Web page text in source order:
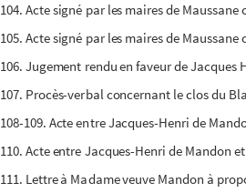
104. Acte signé par les maires de
105. Acte signé par les maires de
106. Jugement rendu en faveur de
107. Procès-verbal concernant le clos du
108-109. Acte entre Jacques-Henri de
110. Acte entre Jacques-Henri de Mandon
111. Lettre à Madame veuve Mandon à